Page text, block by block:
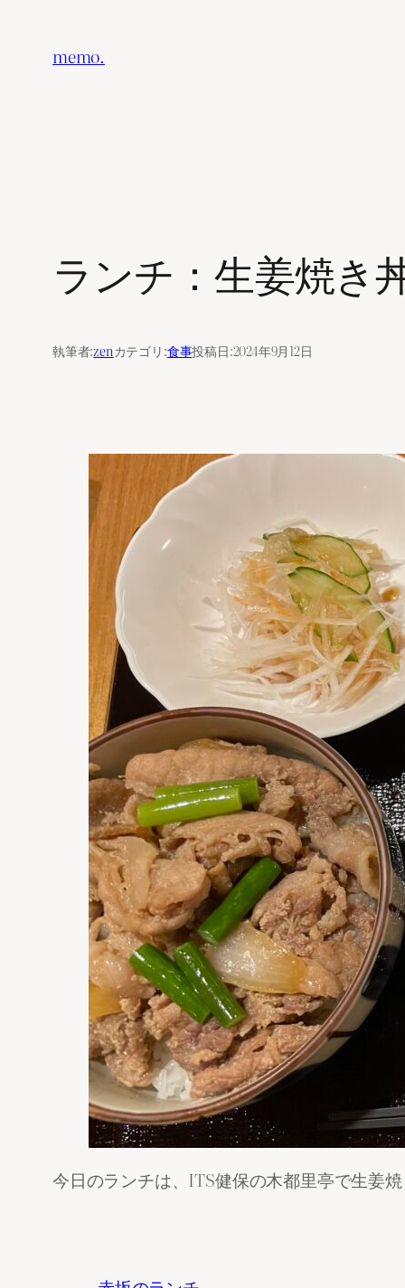
memo.
ランチ：生姜焼き丼
執筆者:zenカテゴリ:食事投稿日:2024年9月12日
今日のランチは、ITS健保の木都里亭で生姜